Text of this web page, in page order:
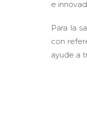
e
Para la
con
ayude a